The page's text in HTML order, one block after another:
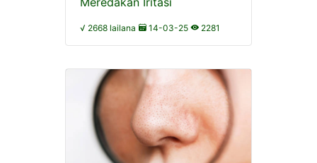
√ 2668 lailana 14-03-25 2281